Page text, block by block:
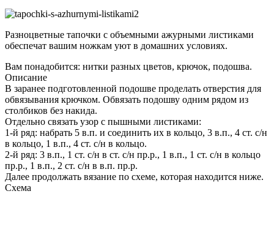
​​​​Разноцветные тапочки с объемными ажурными листиками
обеспечат вашим ножкам уют в домашних условиях.
Вам понадобится: нитки разных цветов, крючок, подошва.
Описание
В заранее подготовленной подошве проделать отверстия для
обвязывания крючком. Обвязать подошву одним рядом из
столбиков без накида.
Отдельно связать узор с пышными листиками:
1-й ряд: набрать 5 в.п. и соединить их в кольцо, 3 в.п., 4 ст. с/н
в кольцо, 1 в.п., 4 ст. с/н в кольцо.
2-й ряд: 3 в.п., 1 ст. с/н в ст. с/н пр.р., 1 в.п., 1 ст. с/н в кольцо
пр.р., 1 в.п., 2 ст. с/н в в.п. пр.р.
Далее продолжать вязание по схеме, которая находится ниже.
Схема